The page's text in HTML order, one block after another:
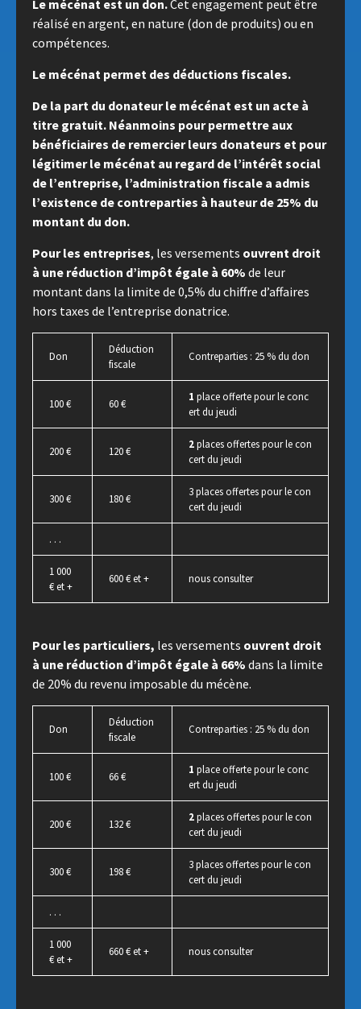
Le mécénat est un don.Cet engagement peut être
réalisé en argent, en nature (don de produits) ou en
compétences.
Le mécénat permet des déductions fiscales.
De la part du donateur le mécénat est un acte à
titre gratuit. Néanmoins pour permettre aux
bénéficiaires de remercier leurs donateurs et pour
légitimer le mécénat au regard de l’intérêt social
de l’entreprise, l’administration fiscale a admis
l’existence de contreparties à hauteur de 25% du
montant du don.
Pour les entreprises, les versements ouvrent droit
à une réduction d’impôt égale à 60% de leur
montant dans la limite de 0,5% du chiffre d’affaires
hors taxes de l’entreprise donatrice.
Don
Déduction
fiscale
Contreparties : 25 % du don
100 € 60 €
1 place offerte pour le conc
ert du jeudi
200 € 120 €
2places offertes pour le con
cert du jeudi
300 € 180 €
3 places offertes pour le con
cert du jeudi
. . .
1 000
€ et +
600 € et + nous consulter
Pour les particuliers, les versements ouvrent droit
à une réduction d’impôt égale à 66% dans la limite
de 20% du revenu imposable du mécène.
Don
Déduction
fiscale
Contreparties : 25 % du don
100 € 66 €
1 place offerte pour le conc
ert du jeudi
200 € 132 €
2places offertes pour le con
cert du jeudi
300 € 198 €
3 places offertes pour le con
cert du jeudi
. . .
1 000
€ et +
660 € et + nous consulter